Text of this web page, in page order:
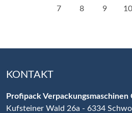
7 8 9 10
KONTAKT
Profipack Verpackungsmaschinen
Kufsteiner Wald 26a - 6334